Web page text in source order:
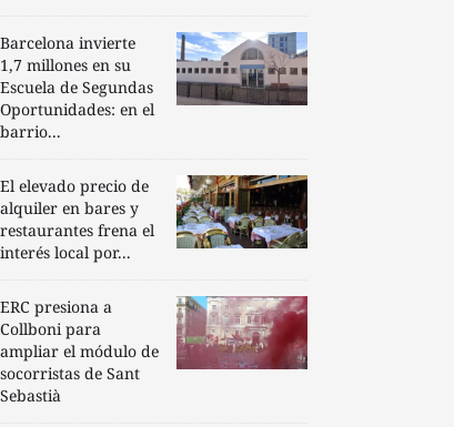
Barcelona invierte
1,7 millones en su
Escuela de Segundas
Oportunidades: en el
barrio...
El elevado precio de
alquiler en bares y
restaurantes frena el
interés local por...
ERC presiona a
Collboni para
ampliar el módulo de
socorristas de Sant
Sebastià